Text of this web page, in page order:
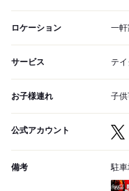
ロケーション 一
サービス テ
お子様連れ 子
公式アカウント
備考
駐